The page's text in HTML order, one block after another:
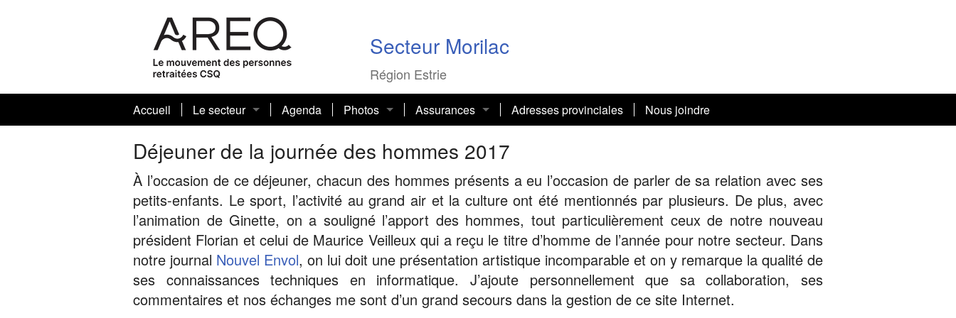
Secteur Morilac
Région Estrie
Accueil
Le secteur
Journaux sectoriels et articles régionaux (Estrie)
Votre conseil sectoriel 2024-2025
Biographies
Nos présidentes et présidents à travers le temps
Agenda
Photos
Activités 2025-2026AGS, avril 2026 — Conférence sur les deuils
Journée internationale des droits des femmes — Jani Barré
Noël 2025
Les Retrouvailles et fête des 80 ans
Activités 2024-2025Miellerie Lune de Miel
Intelligence Artificielle comme amie des ainés
Noël 2024
Retrouvailles 2024
Activités 2023 – 2024Moulin à Laine d’Ulverton
Noël 2023 — Photos souvenirs
Marche et thé 2023
Retrouvailles 2023 — AREQ secteur Morilac
Activités 2022-2023Visite industrielle BRP et musée J. A. Bombardier à Valcourt — 28 juin 2023
AGR — Assemblée générale annuelle AREQ Estrie — 9 mai 2023
Assemblée générale sectorielle – 3 mai 2023
Activités 2019-2020Activité Saint-Valentin 2020
Activité Noël 2019
Activités 2018-2019Voyage à Québec — 12 juin 2019
Assurances
Médicaments
COVID-19
Voyage (assurances)
Adresses provinciales Nous joindre
Déjeuner de la journée des hommes 2017
À l’occasion de ce déjeuner, chacun des hommes présents a eu l’occasion de parler de sa relation avec ses
petits-enfants. Le sport, l’activité au grand air et la culture ont été mentionnés par plusieurs. De plus, avec
l’animation de Ginette, on a souligné l’apport des hommes, tout particulièrement ceux de notre nouveau
président Florian et celui de Maurice Veilleux qui a reçu le titre d’homme de l’année pour notre secteur. Dans
notre journal Nouvel Envol, on lui doit une présentation artistique incomparable et on y remarque la qualité de
ses connaissances techniques en informatique. J’ajoute personnellement que sa collaboration, ses
commentaires et nos échanges me sont d’un grand secours dans la gestion de ce site Internet.